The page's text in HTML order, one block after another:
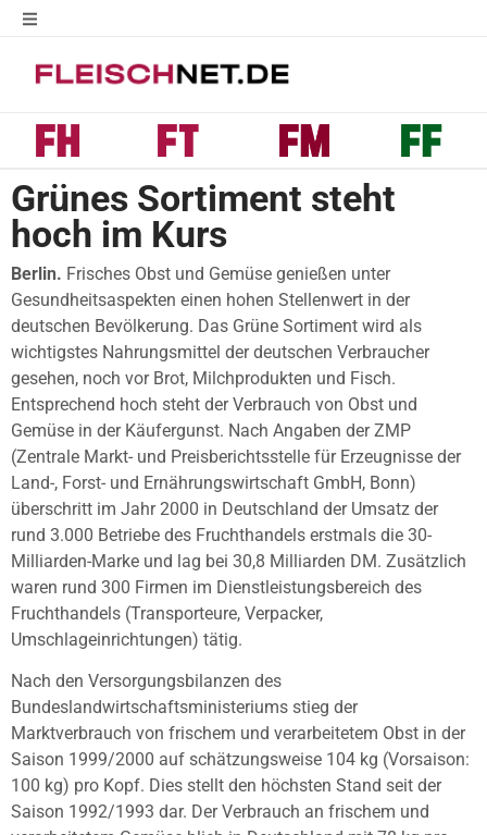
Grünes Sortiment steht
hoch im Kurs
Berlin. Frisches Obst und Gemüse genießen unter
Gesundheitsaspekten einen hohen Stellenwert in der
deutschen Bevölkerung. Das Grüne Sortiment wird als
wichtigstes Nahrungsmittel der deutschen Verbraucher
gesehen, noch vor Brot, Milchprodukten und Fisch.
Entsprechend hoch steht der Verbrauch von Obst und
Gemüse in der Käufergunst. Nach Angaben der ZMP
(Zentrale Markt- und Preisberichtsstelle für Erzeugnisse der
Land-, Forst- und Ernährungswirtschaft GmbH, Bonn)
überschritt im Jahr 2000 in Deutschland der Umsatz der
rund 3.000 Betriebe des Fruchthandels erstmals die 30-
Milliarden-Marke und lag bei 30,8 Milliarden DM. Zusätzlich
waren rund 300 Firmen im Dienstleistungsbereich des
Fruchthandels (Transporteure, Verpacker,
Umschlageinrichtungen) tätig.
Nach den Versorgungsbilanzen des
Bundeslandwirtschaftsministeriums stieg der
Marktverbrauch von frischem und verarbeitetem Obst in der
Saison 1999/2000 auf schätzungsweise 104 kg (Vorsaison:
100 kg) pro Kopf. Dies stellt den höchsten Stand seit der
Saison 1992/1993 dar. Der Verbrauch an frischem und